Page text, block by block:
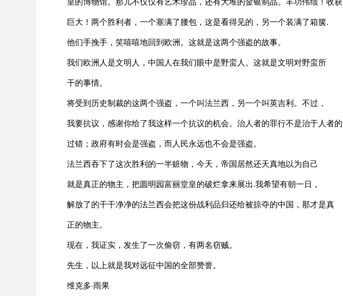
巨大！两个胜利者，一个塞满了腰包，这是看得见的，另一个装满了箱箧.
他们手挽手，笑嘻嘻地回到欧洲。这就是这两个强盗的故事。
我们欧洲人是文明人，中国人在我们眼中是野蛮人。这就是文明对野蛮所
干的事情。
将受到历史制裁的这两个强盗，一个叫法兰西，另一个叫英吉利。不过，
我要抗议，感谢你给了我这样一个抗议的机会。治人者的罪行不是治于人者的
过错；政府有时会是强盗，而人民永远也不会是强盗。
法兰西吞下了这次胜利的一半赃物，今天，帝国居然还天真地以为自己
就是真正的物主，把圆明园富丽堂皇的破烂拿来展出.我希望有朝一日，
解放了的干干净净的法兰西会把这份战利品归还给被掠夺的中国，那才是真
正的物主。
现在，我证实，发生了一次偷窃，有两名窃贼。
先生，以上就是我对远征中国的全部赞誉。
维克多·雨果